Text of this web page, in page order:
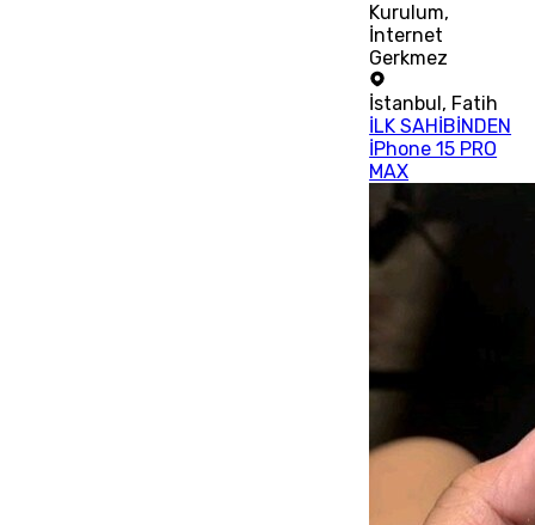
Kurulum,
İnternet
Gerkmez
İstanbul , Fatih
İLK SAHİBİNDEN
İPhone 15 PRO
MAX